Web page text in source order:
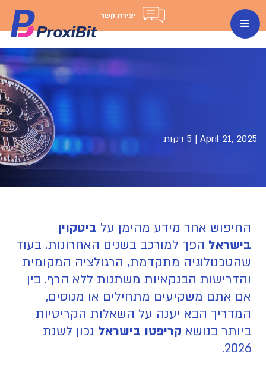
יצירת קשר
April 21, 2025
| 5 דקות
החיפוש אחר מידע מהימן על ביטקוין
בישראל הפך למורכב בשנים האחרונות. בעוד
שהטכנולוגיה מתקדמת, הרגולציה המקומית
והדרישות הבנקאיות משתנות ללא הרף. בין
אם אתם משקיעים מתחילים או מנוסים,
המדריך הבא יענה על השאלות הקריטיות
ביותר בנושא קריפטו בישראל נכון לשנת
2026.